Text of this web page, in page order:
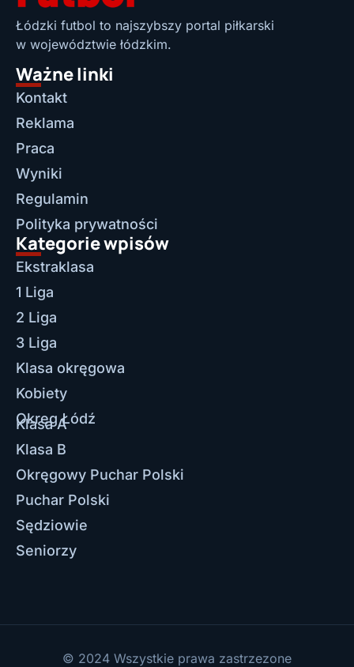
Łódzki futbol to najszybszy portal piłkarski
w województwie łódzkim.
Ważne linki
Kontakt
Reklama
Praca
Wyniki
Regulamin
Polityka prywatności
Kategorie wpisów
Ekstraklasa
1 Liga
2 Liga
3 Liga
Klasa okręgowa
Kobiety
Okręg Łódź
Klasa A
Klasa B
Okręgowy Puchar Polski
Puchar Polski
Sędziowie
Seniorzy
© 2024 Wszystkie prawa zastrzezone